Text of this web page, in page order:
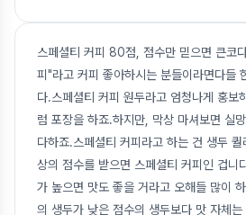
스페셜티 커피 80점, 점수만 믿으면 큰코
피"라고 커피 좋아하시는 분들이라면다들
다.스페셜티 커피 원두라고 엄청나게 홍보
럼 포장을 하죠.하지만, 막상 마셔보면 실
다하죠.스페셜티 커피라고 하는 건 생두
상의 점수를 받으면 스페셜티 커피인 겁니
가 높으면 맛도 좋을 거라고 오해들 많이
의 생두가 낮은 점수의 생두보다 맛 자체